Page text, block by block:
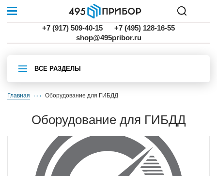
+7 (917) 509-40-15
+7 (495) 128-16-55
shop@495pribor.ru
ВСЕ РАЗДЕЛЫ
Главная Оборудование для ГИБДД
Оборудование для ГИБДД